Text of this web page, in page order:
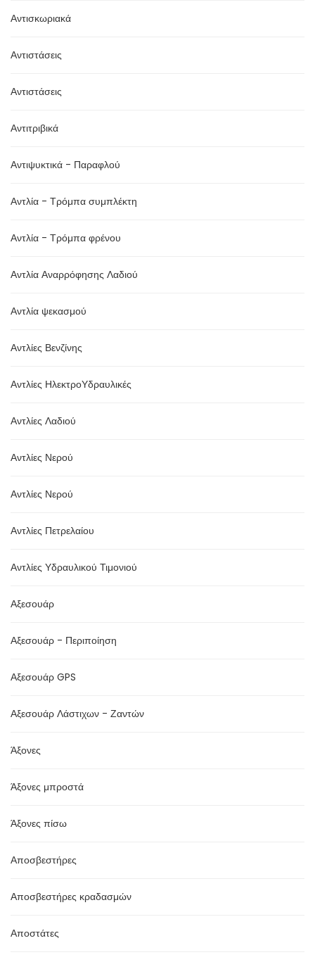
Αντισκωριακά
Αντιστάσεις
Αντιστάσεις
Αντιτριβικά
Αντιψυκτικά - Παραφλού
Αντλία - Τρόμπα συμπλέκτη
Αντλία - Τρόμπα φρένου
Αντλία Αναρρόφησης Λαδιού
Αντλία ψεκασμού
Αντλίες Βενζίνης
Αντλίες ΗλεκτροΥδραυλικές
Αντλίες Λαδιού
Αντλίες Νερού
Αντλίες Νερού
Αντλίες Πετρελαίου
Αντλίες Υδραυλικού Τιμονιού
Αξεσουάρ
Αξεσουάρ - Περιποίηση
Αξεσουάρ GPS
Αξεσουάρ Λάστιχων - Ζαντών
Άξονες
Άξονες μπροστά
Άξονες πίσω
Αποσβεστήρες
Αποσβεστήρες κραδασμών
Αποστάτες